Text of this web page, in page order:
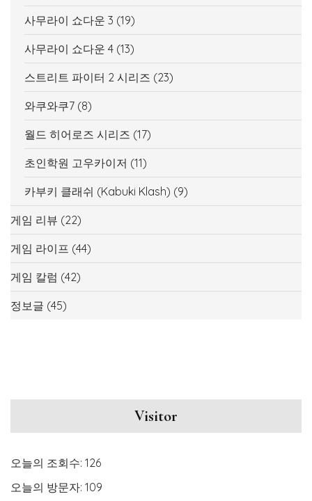
사무라이 쇼다운 3 (19)
사무라이 쇼다운 4 (13)
스트리트 파이터 2 시리즈 (23)
와쿠와쿠7 (8)
월드 히어로즈 시리즈 (17)
초인학원 고우카이저 (11)
카부키 클래쉬 (Kabuki Klash) (9)
게임 리뷰 (22)
게임 라이프 (44)
게임 칼럼 (42)
정보글 (45)
Visitor
오늘의 조회수: 126
오늘의 방문자: 109